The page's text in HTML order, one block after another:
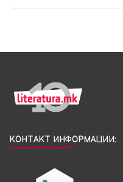
КОНТАКТ ИНФОРМАЦИИ: